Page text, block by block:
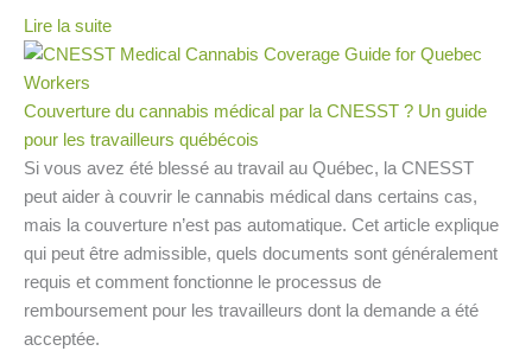
Lire la suite
Couverture du cannabis médical par la CNESST ? Un guide
pour les travailleurs québécois
Si vous avez été blessé au travail au Québec, la CNESST
peut aider à couvrir le cannabis médical dans certains cas,
mais la couverture n’est pas automatique. Cet article explique
qui peut être admissible, quels documents sont généralement
requis et comment fonctionne le processus de
remboursement pour les travailleurs dont la demande a été
acceptée.